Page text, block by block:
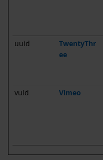
uuid
TwentyThr
ee
vuid Vimeo